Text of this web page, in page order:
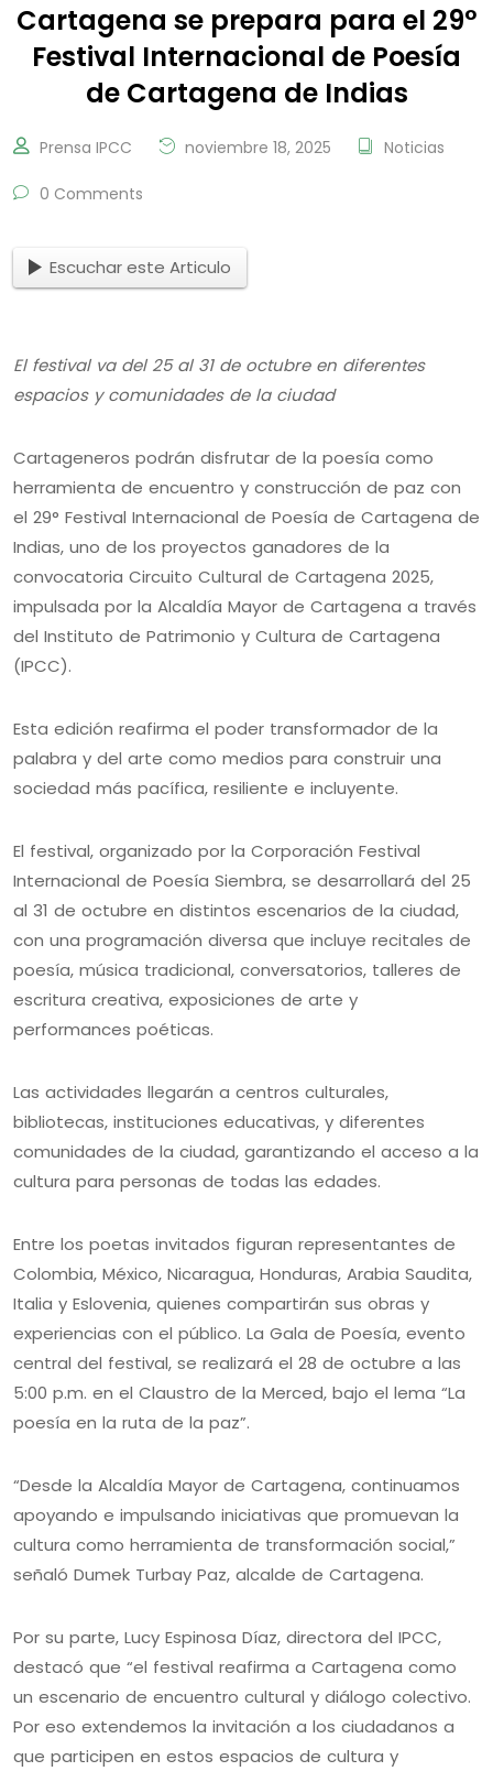
Cartagena se prepara para el 29°
Festival Internacional de Poesía
de Cartagena de Indias
Prensa IPCC noviembre 18, 2025 Noticias
0 Comments
Escuchar este Articulo
El festival va del 25 al 31 de octubre en diferentes
espacios y comunidades de la ciudad
Cartageneros podrán disfrutar de la poesía como
herramienta de encuentro y construcción de paz con
el 29° Festival Internacional de Poesía de Cartagena de
Indias, uno de los proyectos ganadores de la
convocatoria Circuito Cultural de Cartagena 2025,
impulsada por la Alcaldía Mayor de Cartagena a través
del Instituto de Patrimonio y Cultura de Cartagena
(IPCC).
Esta edición reafirma el poder transformador de la
palabra y del arte como medios para construir una
sociedad más pacífica, resiliente e incluyente.
El festival, organizado por la Corporación Festival
Internacional de Poesía Siembra, se desarrollará del 25
al 31 de octubre en distintos escenarios de la ciudad,
con una programación diversa que incluye recitales de
poesía, música tradicional, conversatorios, talleres de
escritura creativa, exposiciones de arte y
performances poéticas.
Las actividades llegarán a centros culturales,
bibliotecas, instituciones educativas, y diferentes
comunidades de la ciudad, garantizando el acceso a la
cultura para personas de todas las edades.
Entre los poetas invitados figuran representantes de
Colombia, México, Nicaragua, Honduras, Arabia Saudita,
Italia y Eslovenia, quienes compartirán sus obras y
experiencias con el público. La Gala de Poesía, evento
central del festival, se realizará el 28 de octubre a las
5:00 p.m. en el Claustro de la Merced, bajo el lema “La
poesía en la ruta de la paz”.
“Desde la Alcaldía Mayor de Cartagena, continuamos
apoyando e impulsando iniciativas que promuevan la
cultura como herramienta de transformación social,”
señaló Dumek Turbay Paz, alcalde de Cartagena.
Por su parte, Lucy Espinosa Díaz, directora del IPCC,
destacó que “el festival reafirma a Cartagena como
un escenario de encuentro cultural y diálogo colectivo.
Por eso extendemos la invitación a los ciudadanos a
que participen en estos espacios de cultura y